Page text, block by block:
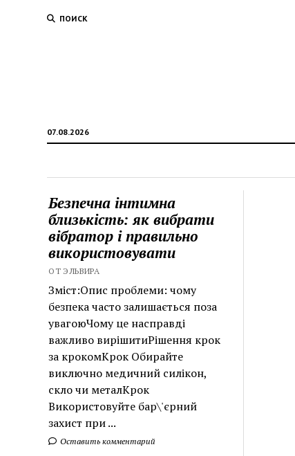
ПОИСК
07.08.2026
Безпечна інтимна
близькість: як вибрати
вібратор і правильно
використовувати
ОТ ЭЛЬВИРА
Зміст:Опис проблеми: чому
безпека часто залишається поза
увагоюЧому це насправді
важливо вирішитиРішення крок
за крокомКрок Обирайте
виключно медичний силікон,
скло чи металКрок
Використовуйте бар\'єрний
захист при ...
Оставить комментарий